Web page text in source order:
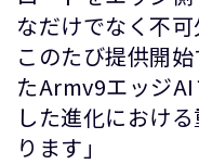
なだけでなく不可
このたび提供開
たArmv9エッジ
した進化におけ
ります」